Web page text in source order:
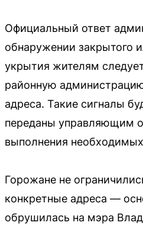
Официальный ответ
обнаружении закрытого
укрытия жителям
районную
адреса. Такие сигналы
переданы управляющим
выполнения
Горожане не
конкретные адреса —
обрушилась на мэра